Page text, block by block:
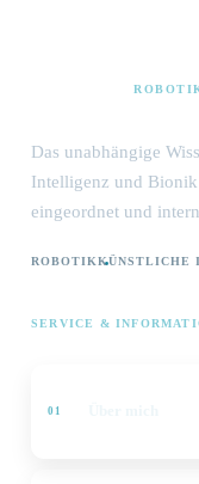
Das unabhängige
Intelligenz und
eingeordnet und
ROBOTIKKÜNSTLICHE
SERVICE &